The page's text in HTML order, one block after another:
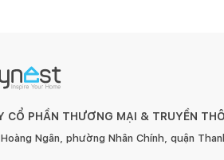
CỔ PHẦN THƯƠNG MẠI & TRUYỀN
Ngân, phường Nhân Chính, quận